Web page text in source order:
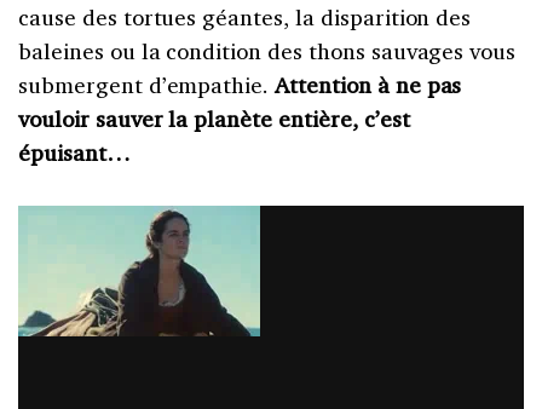
cause des tortues géantes, la disparition des
baleines ou la condition des thons sauvages vous
submergent d’empathie.Attention à ne pas
vouloir sauver la planète entière, c’est
épuisant…